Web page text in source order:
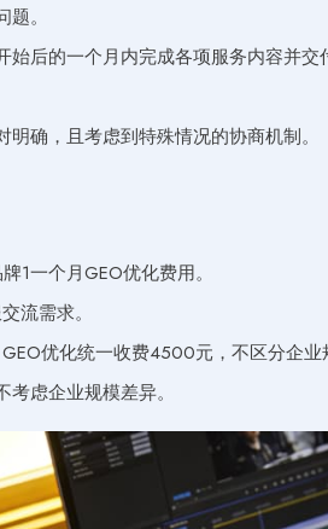
。
始后的一个月内完成各项服务内容并
确，且考虑到特殊情况的协商机制。
1一个月GEO优化费用。
流需求。
优化统一收费4500元，不区分企
虑企业规模差异。